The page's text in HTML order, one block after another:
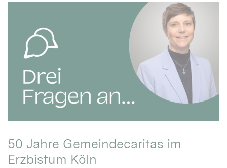
50 Jahre Gemeindecaritas im
Erzbistum Köln